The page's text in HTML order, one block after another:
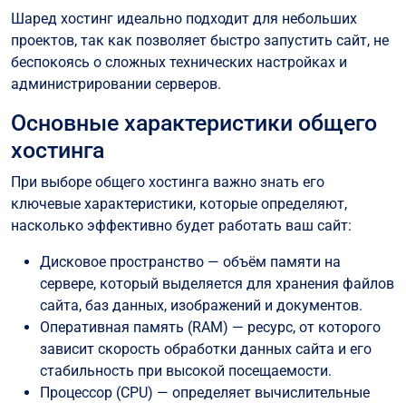
Шаред хостинг идеально подходит для небольших
проектов, так как позволяет быстро запустить сайт, не
беспокоясь о сложных технических настройках и
администрировании серверов.
Основные характеристики общего
хостинга
При выборе общего хостинга важно знать его
ключевые характеристики, которые определяют,
насколько эффективно будет работать ваш сайт:
Дисковое пространство — объём памяти на
сервере, который выделяется для хранения файлов
сайта, баз данных, изображений и документов.
Оперативная память (RAM) — ресурс, от которого
зависит скорость обработки данных сайта и его
стабильность при высокой посещаемости.
Процессор (CPU) — определяет вычислительные